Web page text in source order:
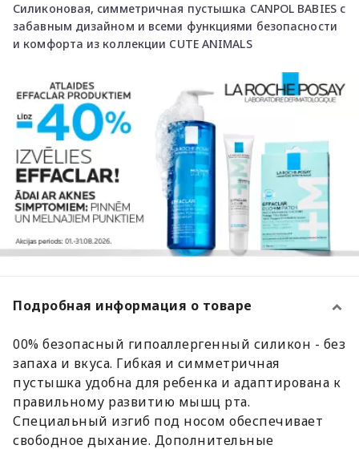
Силиконовая, симметричная пустышка CANPOL BABIES с
забавным дизайном и всеми функциями безопасности
и комфорта из коллекции CUTE ANIMALS
Подробная информация о товаре
00% безопасный гипоаллергенный силикон - без
запаха и вкуса. Гибкая и симметричная
пустышка удобна для ребенка и адаптирована к
правильному развитию мышц рта.
Специальный изгиб под носом обеспечивает
свободное дыхание. Дополнительные